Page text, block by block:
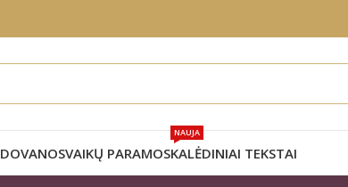
DOVANOSVAIKŲ PARAMOSKALĖDINIAI TEKSTAI
NAUJA